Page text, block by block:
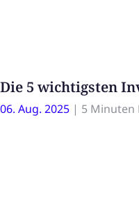
Die 5 wichtigsten
06. Aug. 2025 | 5 Minuten